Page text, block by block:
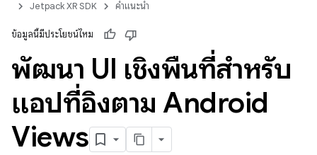
Jetpack XR SDK
คำแนะนำ
ข้อมูลนี้มีประโยชน์ไหม
พัฒนา UI เชิงพื้นที่สำหรับ
แอปที่อิงตาม Android
Views